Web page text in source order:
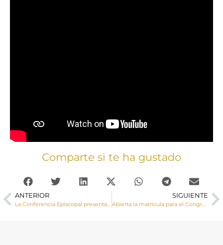
Comparte si te ha gustado
ANTERIOR SIGUIENTE
Abierta la matrícula para el Congreso «La Iglesia en la Educación» del 24 de febrero